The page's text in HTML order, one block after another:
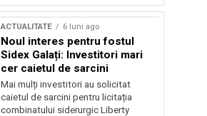
ACTUALITATE 6 luni ago
Noul interes pentru fostul
Sidex Galați: Investitori mari
cer caietul de sarcini
Mai mulți investitori au solicitat
caietul de sarcini pentru licitația
combinatului siderurgic Liberty